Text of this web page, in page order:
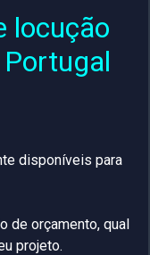
locução
disponíveis para
de orçamento, qual
projeto.